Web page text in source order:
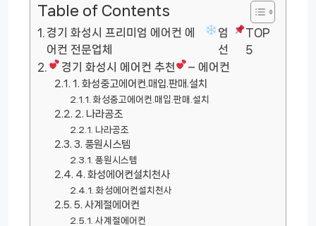
Table of Contents
경기 화성시 프리미엄 에어컨 에
어컨 전문업체
엄
선
TOP
5
경기 화성시 에어컨 추천
– 에어컨
1. 화성중고에어컨.매입.판매.설치
화성중고에어컨.매입.판매.설치
2. 나라공조
나라공조
3. 풍원시스템
풍원시스템
4. 화성에어컨설치천사
화성에어컨설치천사
5. 사계절에어컨
사계절에어컨